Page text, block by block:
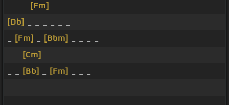
[Fm]
[Db]
[Fm] [Bbm]
[Cm]
[Bb] [Fm]